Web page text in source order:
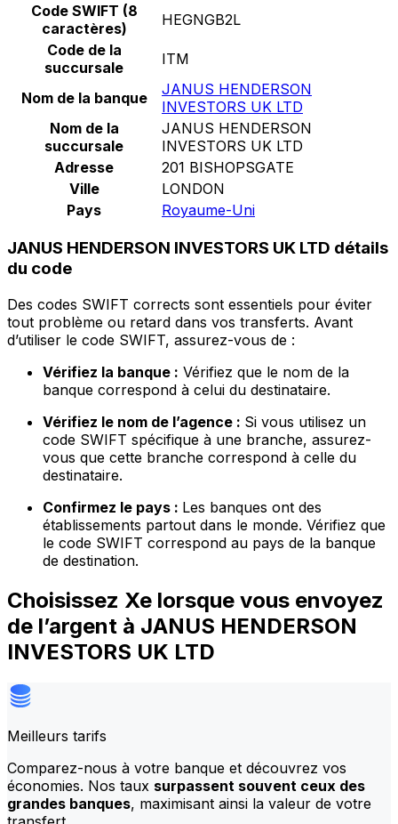
Code SWIFT (8
caractères)
HEGNGB2L
Code de la
succursale
ITM
Nom de la banque
JANUS HENDERSON
INVESTORS UK LTD
Nom de la
succursale
JANUS HENDERSON
INVESTORS UK LTD
Adresse
201 BISHOPSGATE
Ville
LONDON
Pays
Royaume-Uni
JANUS HENDERSON INVESTORS UK LTD détails
du code
Des codes SWIFT corrects sont essentiels pour éviter
tout problème ou retard dans vos transferts. Avant
d’utiliser le code SWIFT, assurez-vous de :
Vérifiez la banque : Vérifiez que le nom de la
banque correspond à celui du destinataire.
Vérifiez le nom de l’agence : Si vous utilisez un
code SWIFT spécifique à une branche, assurez-
vous que cette branche correspond à celle du
destinataire.
Confirmez le pays : Les banques ont des
établissements partout dans le monde. Vérifiez que
le code SWIFT correspond au pays de la banque
de destination.
Choisissez Xe lorsque vous envoyez
de l’argent à JANUS HENDERSON
INVESTORS UK LTD
Meilleurs tarifs
Comparez-nous à votre banque et découvrez vos
économies. Nos taux surpassent souvent ceux des
grandes banques, maximisant ainsi la valeur de votre